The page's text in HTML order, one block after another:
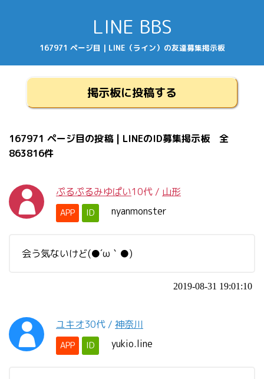
LINE BBS
167971 ページ目 | LINE（ライン）の友達募集掲示板
掲示板に投稿する
167971 ページ目の投稿 | LINEのID募集掲示板 全
863816件
ぷるぷるみゆぱい10代 / 山形
APP ID nyanmonster
会う気ないけど(●´ω｀●)
2019-08-31 19:01:10
ユキオ30代 / 神奈川
APP ID yukio.line